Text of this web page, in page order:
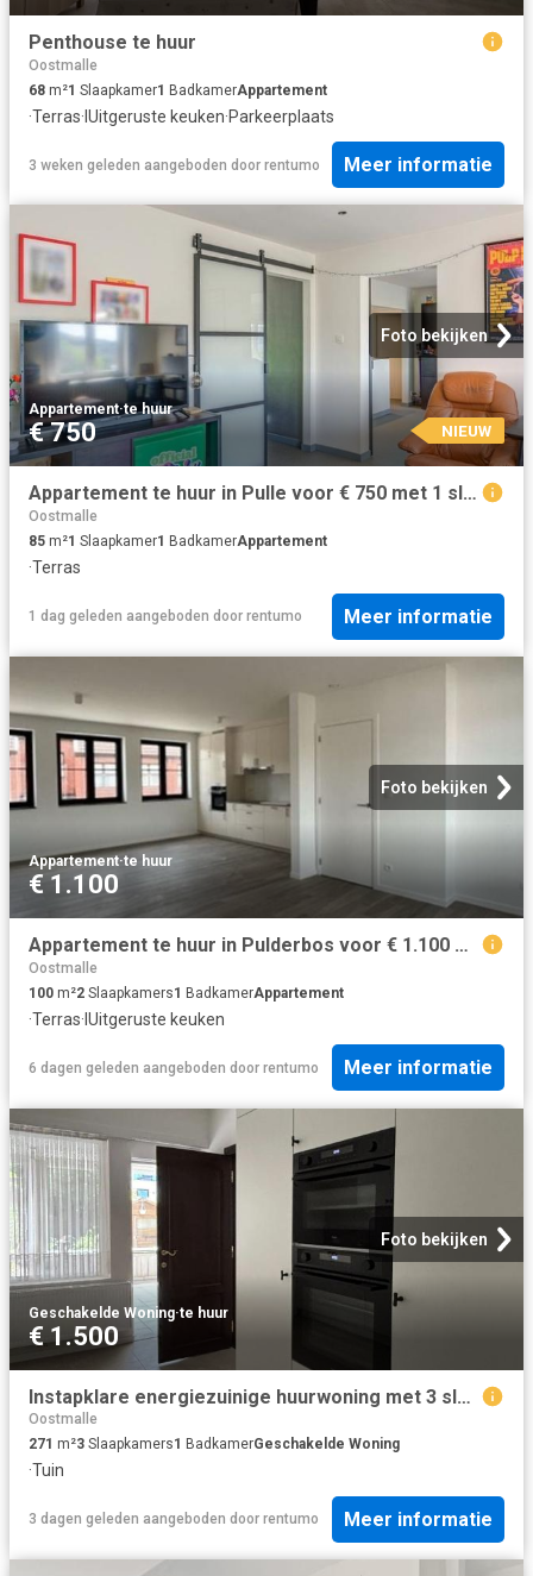
Penthouse te huur
Oostmalle
68 m²1 Slaapkamer1 BadkamerAppartement
·Terras· IUitgeruste keuken·Parkeerplaats
3 weken geleden aangeboden door rentumo Meer informatie
Foto bekijken
Appartement·te huur
€ 750 NIEUW
Appartement te huur in Pulle voor € 750 met 1 slaapkamer
Oostmalle
85 m²1 Slaapkamer1 BadkamerAppartement
·Terras
1 dag geleden aangeboden door rentumo Meer informatie
Foto bekijken
Appartement·te huur
€ 1.100
Appartement te huur in Pulderbos voor € 1.100 met 2 slaapkamers
Oostmalle
100 m²2 Slaapkamers1 BadkamerAppartement
·Terras· IUitgeruste keuken
6 dagen geleden aangeboden door rentumo Meer informatie
Foto bekijken
Geschakelde Woning·te huur
€ 1.500
Instapklare energiezuinige huurwoning met 3 slaapkamers in hartje Sint Antonius
Oostmalle
271 m²3 Slaapkamers1 BadkamerGeschakelde Woning
·Tuin
3 dagen geleden aangeboden door rentumo Meer informatie